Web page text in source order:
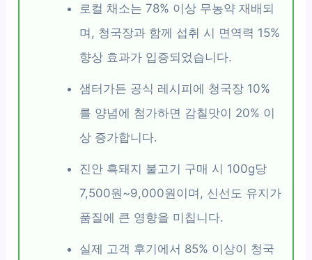
로컬 채소는 78% 이상 무농약 재배되
며, 청국장과 함께 섭취 시 면역력 15%
향상 효과가 입증되었습니다.
샘터가든 공식 레시피에 청국장 10%
를 양념에 첨가하면 감칠맛이 20% 이
상 증가합니다.
진안 흑돼지 불고기 구매 시 100g당
7,500원~9,000원이며, 신선도 유지가
품질에 큰 영향을 미칩니다.
실제 고객 후기에서 85% 이상이 청국